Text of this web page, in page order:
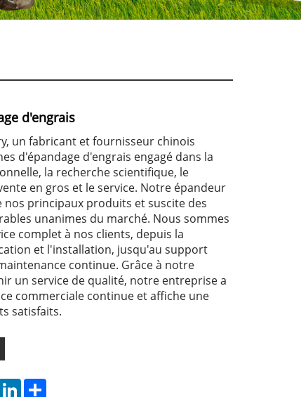
d'engrais
un fabricant et fournisseur chinois
d'épandage d'engrais engagé dans la
la recherche scientifique, le
en gros et le service. Notre épandeur
nos principaux produits et suscite des
unanimes du marché. Nous sommes
complet à nos clients, depuis la
et l'installation, jusqu'au support
continue. Grâce à notre
un service de qualité, notre entreprise a
commerciale continue et affiche une
satisfaits.
LinkedInShare